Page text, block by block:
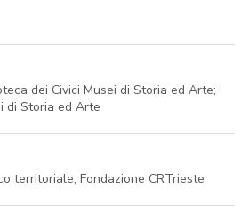
dei Civici Musei di Storia ed Arte;
di Storia ed Arte
territoriale; Fondazione CRTrieste